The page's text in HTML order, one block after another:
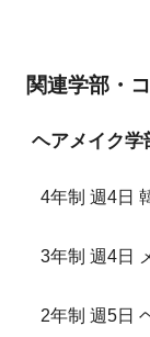
関連学部・
ヘアメイク学
4年制 週4日
3年制 週4日
2年制 週5日